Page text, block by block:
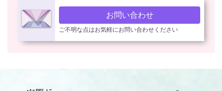
お問い合わせ
ご不明な点はお気軽にお問い合わせください